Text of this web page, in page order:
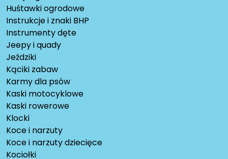
Huśtawki ogrodowe
Instrukcje i znaki BHP
Instrumenty dęte
Jeepy i quady
Jeździki
Kąciki zabaw
Karmy dla psów
Kaski motocyklowe
Kaski rowerowe
Klocki
Koce i narzuty
Koce i narzuty dziecięce
Kociołki